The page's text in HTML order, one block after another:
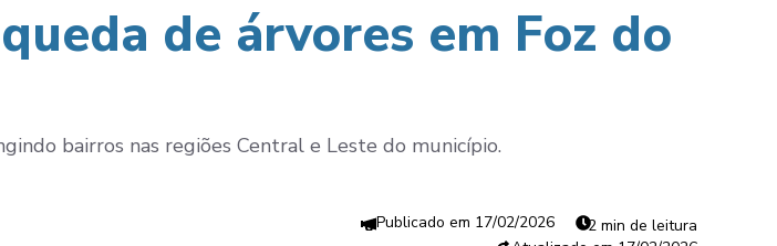
de árvores em Foz do
bairros nas regiões Central e Leste do município.
17/02/2026
2 min de leitura